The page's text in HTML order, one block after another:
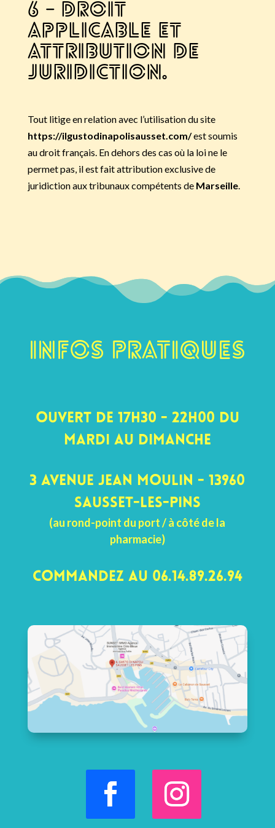
6 – Droit
applicable et
attribution de
juridiction.
Tout litige en relation avec l’utilisation du site
https://ilgustodinapolisausset.com/est soumis
au droit français. En dehors des cas où la loi ne le
permet pas, il est fait attribution exclusive de
juridiction aux tribunaux compétents de Marseille.
Infos pratiques
Ouvert de 17h30 - 22h00 du
mardi au dimanche
3 avenue Jean Moulin - 13960
Sausset-les-pins
(au rond-point du port / à côté de la
pharmacie)
Commandez au 06.14.89.26.94